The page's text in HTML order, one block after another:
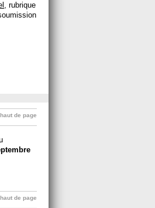
, rubrique
haut de page
haut de page